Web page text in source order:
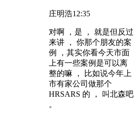
庄明浩12:35
对啊 ，是 ， 就是但反过
来讲 ， 你那个朋友的案
例 ，其实你看今天市面
上有一些案例是可以离
整的嘛 ， 比如说今年上
市有家公司做那个
HRSARS 的 ， 叫北森吧
。